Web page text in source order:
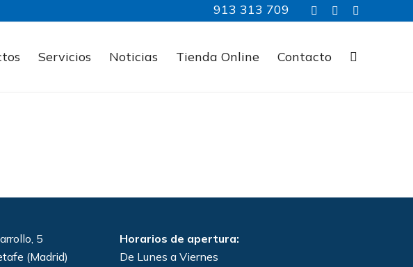
913 313 709
Servicios Noticias Tienda Online Contacto
5
(Madrid)
Horarios de apertura:
De Lunes a Viernes